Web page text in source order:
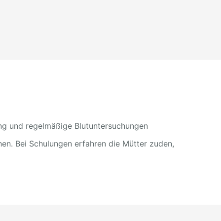
und regelmäßige Blutuntersuchungen
Bei Schulungen erfahren die Mütter zuden,